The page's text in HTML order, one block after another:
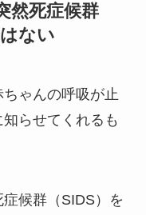
然死症候群
ない
ゃんの呼吸が止
らせてくれるも
候群（SIDS）を